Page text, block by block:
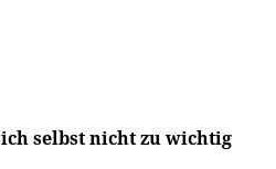
selbst nicht zu wichtig